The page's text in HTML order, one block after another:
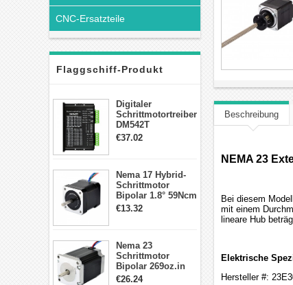
CNC-Ersatzteile
Flaggschiff-Produkt
Digitaler
Schrittmotortreiber
DM542T
Schrittmotor
Schrittmotor
€37.02
Nema 17 Hybrid-
Schrittmotor
Bipolar 1.8° 59Ncm
2A 4 Drähte mit 1m
€13.32
Nema 23
Schrittmotor
Bipolar 269oz.in
2,8A 57x57x76mm
€26.24
Beschreibung
NEMA 23
Bei diesem
mit einem
lineare Hub
Elektrische
Hersteller #: